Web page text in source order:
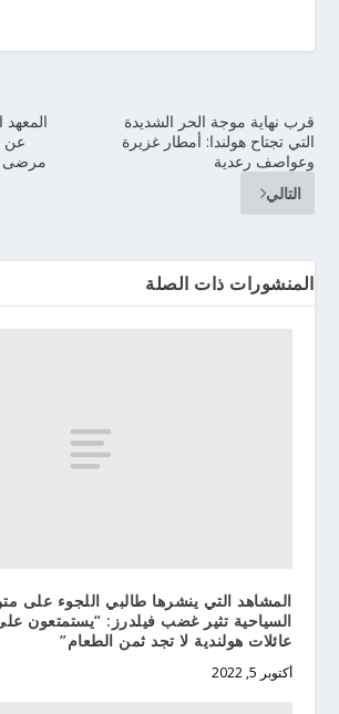
مرضى
قرب نهاية موجة الحر الشديدة
التي تجتاح هولندا: أمطار غزيرة
وعواصف رعدية
التالي
المنشورات ذات الصلة
المشاهد التي ينشرها طالبي اللجوء على
السياحية تثير غضب فيلدرز: “يستمتعون
عائلات هولندية لا تجد ثمن الطعام”
أكتوبر 5, 2022